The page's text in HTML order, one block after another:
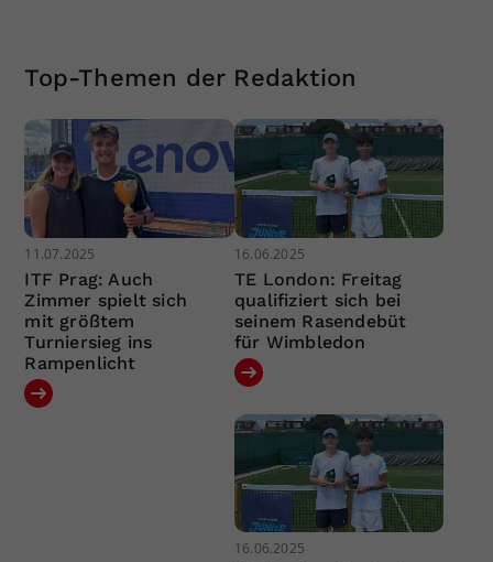
Top-Themen der Redaktion
11.07.2025
ITF Prag: Auch
Zimmer spielt sich
mit größtem
Turniersieg ins
Rampenlicht
16.06.2025
TE London: Freitag
qualifiziert sich bei
seinem Rasendebüt
für Wimbledon
16.06.2025